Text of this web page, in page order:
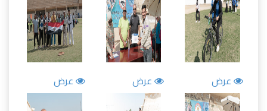
عرض عرض عرض